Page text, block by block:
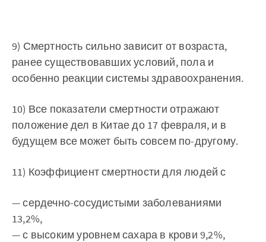
9) Смертность сильно зависит от возраста,
ранее существовавших условий, пола и
особенно реакции системы здравоохранения.
10) Все показатели смертности отражают
положение дел в Китае до 17 февраля, и в
будущем все может быть совсем по-другому.
11) Коэффициент смертности для людей с
— сердечно-сосудистыми заболеваниями
13,2%,
— с высоким уровнем сахара в крови 9,2%,